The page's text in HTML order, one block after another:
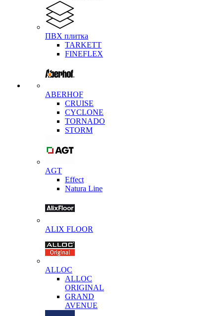
ПВХ плитка
TARKETT
FINEFLEX
ABERHOF
CRUISE
CYCLONE
TORNADO
STORM
AGT
Effect
Natura Line
ALIX FLOOR
ALLOC
ALLOC
ORIGINAL
GRAND
AVENUE